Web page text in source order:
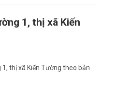
1, thị xã Kiến
thị xã Kiến Tường theo bản